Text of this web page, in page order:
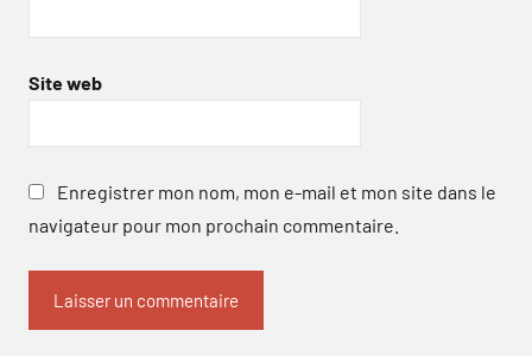
Site web
Enregistrer mon nom, mon e-mail et mon site dans le
navigateur pour mon prochain commentaire.